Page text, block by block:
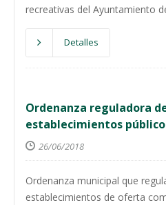
recreativas del Ayuntamiento
Detalles
Ordenanza reguladora
establecimientos
26/06/2018
Ordenanza municipal que
establecimientos de oferta